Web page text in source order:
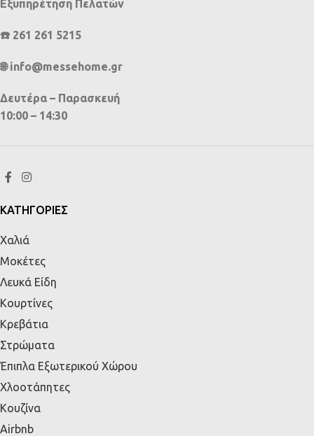
Εξυπηρέτηση Πελατών
☎️ 261 261 5215
🌐 info@messehome.gr
Δευτέρα – Παρασκευή
10:00 – 14:30
ΚΑΤΗΓΟΡΙΕΣ
Χαλιά
Μοκέτες
Λευκά Είδη
Κουρτίνες
Κρεβάτια
Στρώματα
Έπιπλα Εξωτερικού Χώρου
Χλοοτάπητες
Κουζίνα
Airbnb